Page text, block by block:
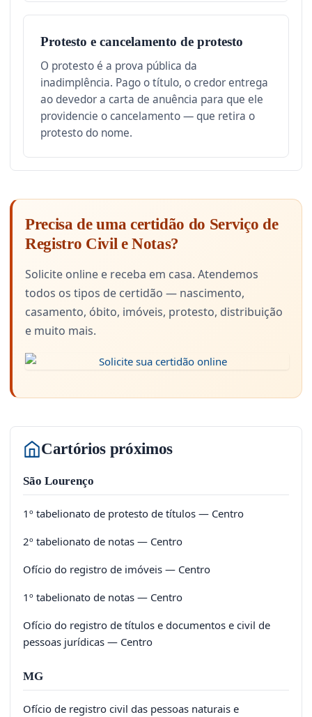
Protesto e cancelamento de protesto
O protesto é a prova pública da
inadimplência. Pago o título, o credor entrega
ao devedor a carta de anuência para que ele
providencie o cancelamento — que retira o
protesto do nome.
Precisa de uma certidão do Serviço de
Registro Civil e Notas?
Solicite online e receba em casa. Atendemos
todos os tipos de certidão — nascimento,
casamento, óbito, imóveis, protesto, distribuição
e muito mais.
Cartórios próximos
São Lourenço
1º tabelionato de protesto de títulos — Centro
2º tabelionato de notas — Centro
Ofício do registro de imóveis — Centro
1º tabelionato de notas — Centro
Ofício do registro de títulos e documentos e civil de
pessoas jurídicas — Centro
MG
Ofício de registro civil das pessoas naturais e